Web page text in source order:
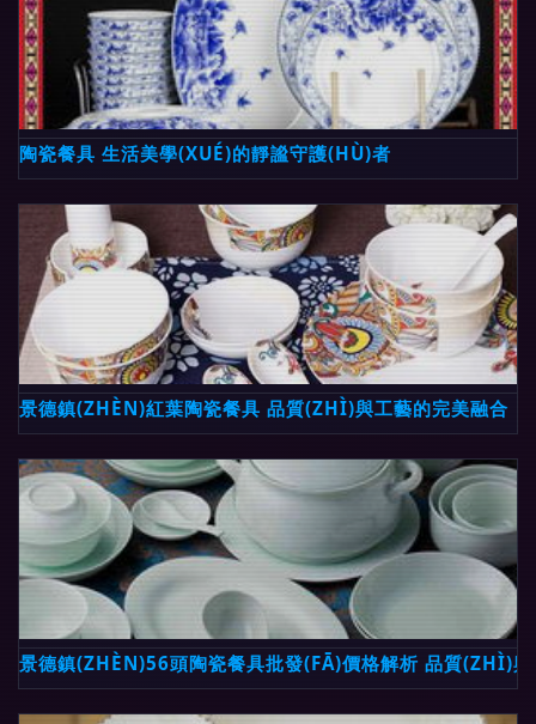
陶瓷餐具 生活美學(XUÉ)的靜謐守護(HÙ)者
景德鎮(ZHÈN)紅葉陶瓷餐具 品質(ZHÌ)與工藝的完美融合
景德鎮(ZHÈN)56頭陶瓷餐具批發(FĀ)價格解析 品質(ZHÌ)